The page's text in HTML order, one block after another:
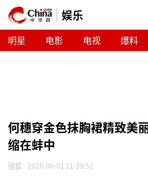
娱乐
明星 电影 电视 爆料
何穗穿金色抹胸裙精致美
缩在蚌中
搜狐 2026-06-01 11:39:52